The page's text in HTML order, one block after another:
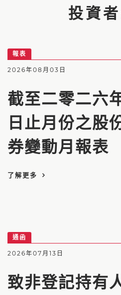
投資
報表
2026年08月03日
截至二零二六
日止月份之股
券變動月報表
了解更多
通函
2026年07月13日
致非登記持有